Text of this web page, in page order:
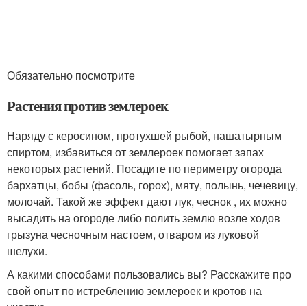
Обязательно посмотрите
Растения против землероек
Наряду с керосином, протухшей рыбой, нашатырным
спиртом, избавиться от землероек помогает запах
некоторых растений. Посадите по периметру огорода
бархатцы, бобы (фасоль, горох), мяту, полынь, чечевицу,
молочай. Такой же эффект дают лук, чеснок , их можно
высадить на огороде либо полить землю возле ходов
грызуна чесночным настоем, отваром из луковой
шелухи.
А какими способами пользовались вы? Расскажите про
свой опыт по истреблению землероек и кротов на